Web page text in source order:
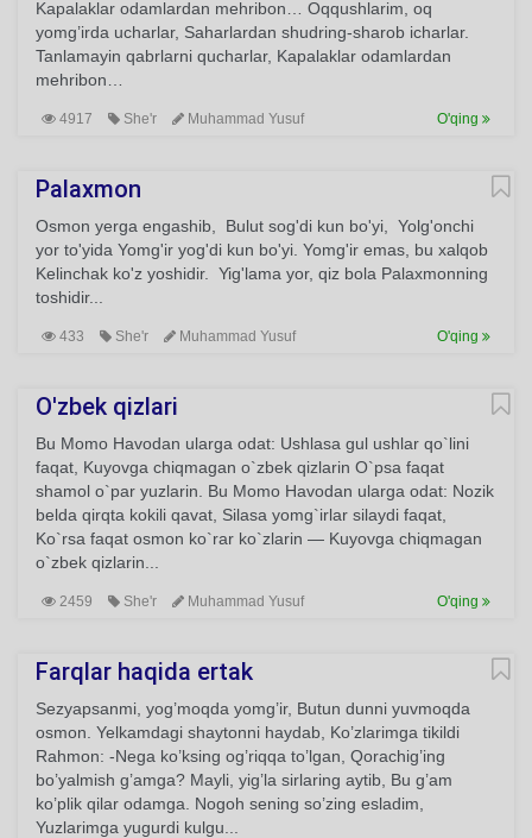
Kapalaklar odamlardan mehribon… Oqqushlarim, oq
yomg’irda ucharlar, Saharlardan shudring-sharob icharlar.
Tanlamayin qabrlarni qucharlar, Kapalaklar odamlardan
mehribon…
4917 She'r Muhammad Yusuf O'qing
Palaxmon
Osmon yerga engashib, Bulut sog'di kun bo'yi, Yolg'onchi
yor to'yida Yomg'ir yog'di kun bo'yi. Yomg'ir emas, bu xalqob
Kelinchak ko'z yoshidir. Yig'lama yor, qiz bola Palaxmonning
toshidir...
433 She'r Muhammad Yusuf O'qing
O'zbek qizlari
Bu Momo Havodan ularga odat: Ushlasa gul ushlar qo`lini
faqat, Kuyovga chiqmagan o`zbek qizlarin O`psa faqat
shamol o`par yuzlarin. Bu Momo Havodan ularga odat: Nozik
belda qirqta kokili qavat, Silasa yomg`irlar silaydi faqat,
Ko`rsa faqat osmon ko`rar ko`zlarin — Kuyovga chiqmagan
o`zbek qizlarin...
2459 She'r Muhammad Yusuf O'qing
Farqlar haqida ertak
Sezyapsanmi, yog’moqda yomg’ir, Butun dunni yuvmoqda
osmon. Yelkamdagi shaytonni haydab, Ko’zlarimga tikildi
Rahmon: -Nega ko’ksing og’riqqa to’lgan, Qorachig’ing
bo’yalmish g’amga? Mayli, yig’la sirlaring aytib, Bu g’am
ko’plik qilar odamga. Nogoh sening so’zing esladim,
Yuzlarimga yugurdi kulgu...